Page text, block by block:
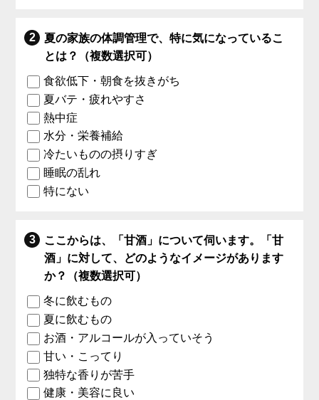
夏の家族の体調管理で、特に気になっているこ
とは？（複数選択可）
食欲低下・朝食を抜きがち
夏バテ・疲れやすさ
熱中症
水分・栄養補給
冷たいものの摂りすぎ
睡眠の乱れ
特にない
ここからは、「甘酒」について伺います。「甘
酒」に対して、どのようなイメージがあります
か？（複数選択可）
冬に飲むもの
夏に飲むもの
お酒・アルコールが入っていそう
甘い・こってり
独特な香りが苦手
健康・美容に良い